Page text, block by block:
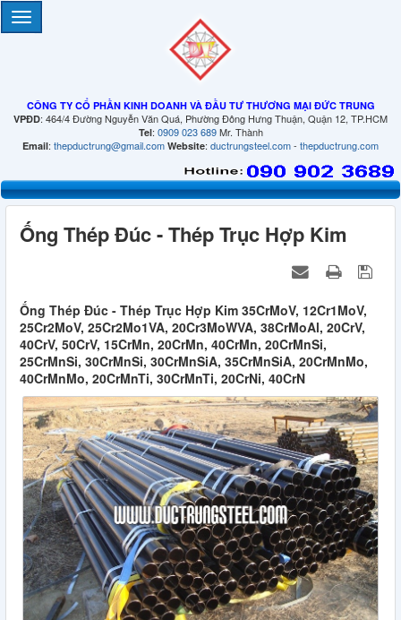
CÔNG TY CỔ PHẦN KINH DOANH VÀ ĐẦU TƯ THƯƠNG MẠI ĐỨC TRUNG
VPĐD: 464/4 Đường Nguyễn Văn Quá, Phường Đông Hưng Thuận, Quận 12, TP.HCM
Tel: 0909 023 689Mr. Thành
Email: thepductrung@gmail.com Website: ductrungsteel.com- thepductrung.com
Ống Thép Đúc - Thép Trục Hợp Kim
Ống Thép Đúc - Thép Trục Hợp Kim 35CrMoV, 12Cr1MoV,
25Cr2MoV, 25Cr2Mo1VA, 20Cr3MoWVA, 38CrMoAl, 20CrV,
40CrV, 50CrV, 15CrMn, 20CrMn, 40CrMn, 20CrMnSi,
25CrMnSi, 30CrMnSi, 30CrMnSiA, 35CrMnSiA, 20CrMnMo,
40CrMnMo, 20CrMnTi, 30CrMnTi, 20CrNi, 40CrN